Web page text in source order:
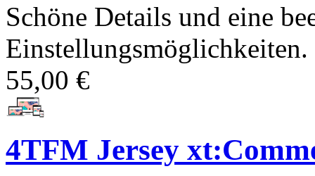
Schöne Details und eine
Einstellungsmöglichkeiten.
55,00 €
4TFM Jersey